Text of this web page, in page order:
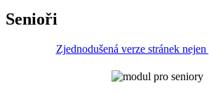
Senioři
Zjednodušená verze stránek